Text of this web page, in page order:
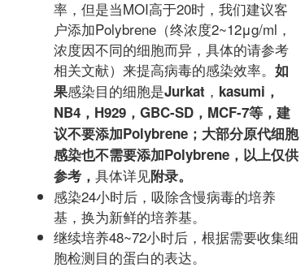
率，但是当MOI高于20时，我们建议客
户添加Polybrene（终浓度2~12μg/ml，
浓度因不同的细胞而异，具体的请参考
相关文献）来提高病毒的感染效率。如
果感染目的细胞是Jurkat ， kasumi ，
NB4 ， H929 ，GBC-SD ， MCF-7等 ，建
议不要添加Polybrene ；大部分原代细胞
感染也不需要添加Polybrene ，以上仅供
参考，具体详见附录。
感染24小时后，吸除含慢病毒的培养
基，换为新鲜的培养基。
继续培养48~72小时后，根据需要收集细
胞检测目的蛋白的表达。